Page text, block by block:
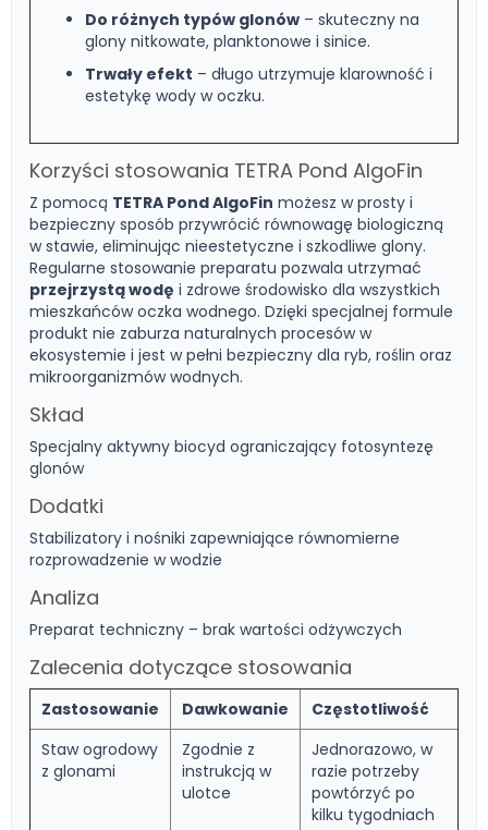
Do różnych typów glonów – skuteczny na
glony nitkowate, planktonowe i sinice.
Trwały efekt – długo utrzymuje klarowność i
estetykę wody w oczku.
Korzyści stosowania TETRA Pond AlgoFin
Z pomocą TETRA Pond AlgoFin możesz w prosty i
bezpieczny sposób przywrócić równowagę biologiczną
w stawie, eliminując nieestetyczne i szkodliwe glony.
Regularne stosowanie preparatu pozwala utrzymać
przejrzystą wodę i zdrowe środowisko dla wszystkich
mieszkańców oczka wodnego. Dzięki specjalnej formule
produkt nie zaburza naturalnych procesów w
ekosystemie i jest w pełni bezpieczny dla ryb, roślin oraz
mikroorganizmów wodnych.
Skład
Specjalny aktywny biocyd ograniczający fotosyntezę
glonów
Dodatki
Stabilizatory i nośniki zapewniające równomierne
rozprowadzenie w wodzie
Analiza
Preparat techniczny – brak wartości odżywczych
Zalecenia dotyczące stosowania
Zastosowanie Dawkowanie
Częstotliwość
Staw ogrodowy
z glonami
Zgodnie z
instrukcją w
ulotce
Jednorazowo, w
razie potrzeby
powtórzyć po
kilku tygodniach